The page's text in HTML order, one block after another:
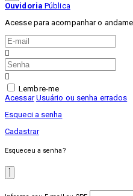
Ouvidoria Pública
Acesse para acompanhar o
Lembre-me
Acessar Usuário ou senha errados
Esqueci a senha
Cadastrar
Esqueceu a senha?